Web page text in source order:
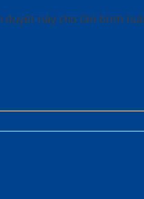
này cho lần bình